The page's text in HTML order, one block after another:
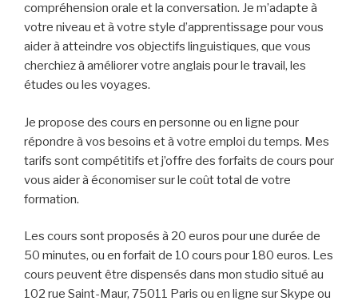
compréhension orale et la conversation. Je m’adapte à
votre niveau et à votre style d’apprentissage pour vous
aider à atteindre vos objectifs linguistiques, que vous
cherchiez à améliorer votre anglais pour le travail, les
études ou les voyages.
Je propose des cours en personne ou en ligne pour
répondre à vos besoins et à votre emploi du temps. Mes
tarifs sont compétitifs et j’offre des forfaits de cours pour
vous aider à économiser sur le coût total de votre
formation.
Les cours sont proposés à 20 euros pour une durée de
50 minutes, ou en forfait de 10 cours pour 180 euros. Les
cours peuvent être dispensés dans mon studio situé au
102 rue Saint-Maur, 75011 Paris ou en ligne sur Skype ou